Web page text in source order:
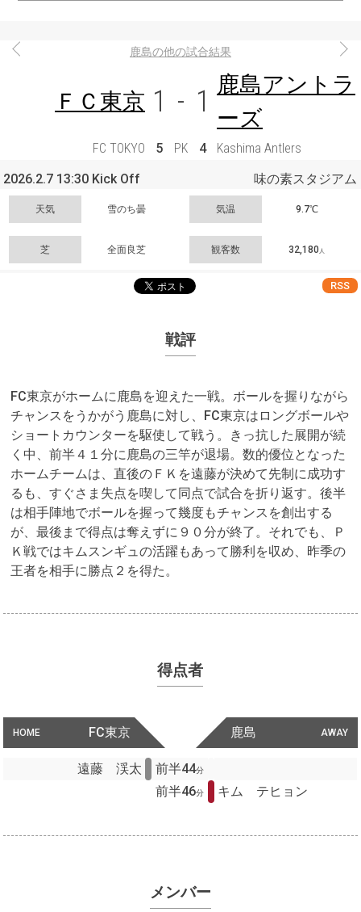
鹿島の他の試合結果
ＦＣ東京 1 - 1
鹿島アントラ
ーズ
FC TOKYO 5 PK 4
Kashima Antlers
2026.2.7 13:30 Kick Off
味の素スタジアム
天気 雪のち曇 気温 9.7℃
芝 全面良芝 観客数 32,180 人
RSS
戦評
FC東京がホームに鹿島を迎えた一戦。ボールを握りながら
チャンスをうかがう鹿島に対し、FC東京はロングボールや
ショートカウンターを駆使して戦う。きっ抗した展開が続
く中、前半４１分に鹿島の三竿が退場。数的優位となった
ホームチームは、直後のＦＫを遠藤が決めて先制に成功す
るも、すぐさま失点を喫して同点で試合を折り返す。後半
は相手陣地でボールを握って幾度もチャンスを創出する
が、最後まで得点は奪えずに９０分が終了。それでも、Ｐ
Ｋ戦ではキムスンギュの活躍もあって勝利を収め、昨季の
王者を相手に勝点２を得た。
得点者
HOME FC東京 AWAY
鹿島
遠藤 渓太 前半44分
前半46分 キム テヒョン
メンバー